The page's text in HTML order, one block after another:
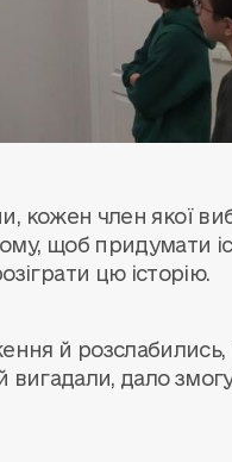
кожен член якої
щоб придумати
цю історію.
й розслабились,
вигадали, дало